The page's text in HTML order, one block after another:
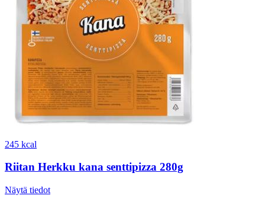
245 kcal
Riitan Herkku kana senttipizza 280g
Näytä tiedot